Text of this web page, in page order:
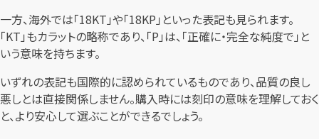
一方、海外では「18KT」や「18KP」といった表記も見られます。
「KT」もカラットの略称であり、「P」は、「正確に・完全な純度で」と
いう意味を持ちます。
いずれの表記も国際的に認められているものであり、品質の良し
悪しとは直接関係しません。購入時には刻印の意味を理解しておく
と、より安心して選ぶことができるでしょう。